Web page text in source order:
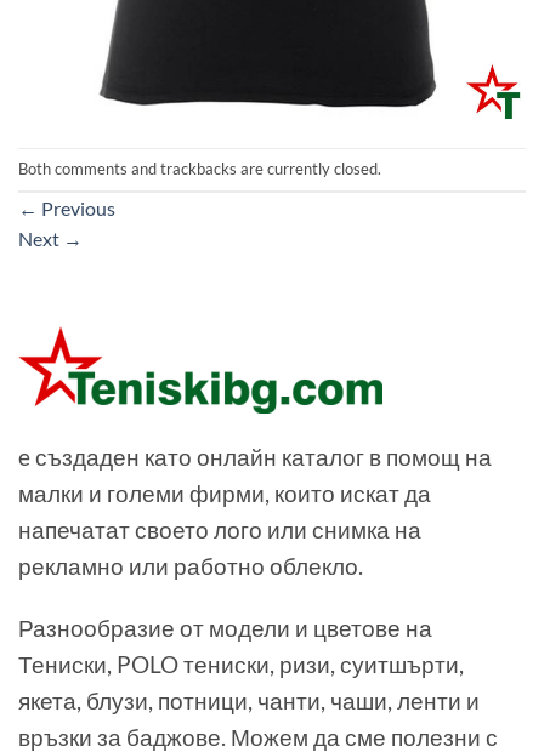
Both comments and trackbacks are currently closed.
← Previous
Next →
e създаден като онлайн каталог в помощ на
малки и големи фирми, които искат да
напечатат своето лого или снимка на
рекламно или работно облекло.
Разнообразие от модели и цветове на
Тениски, POLO тениски, ризи, суитшърти,
якета, блузи, потници, чанти, чаши, ленти и
връзки за баджове. Можем да сме полезни с